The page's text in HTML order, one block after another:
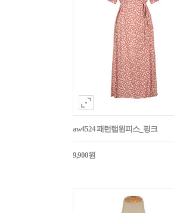
aw4524 패턴랩원피스_핑크
9,900원